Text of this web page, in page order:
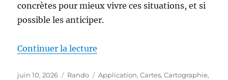
concrètes pour mieux vivre ces situations, et si
possible les anticiper.
Continuer la lecture
Publié
juin 10, 2026 Catégories
Rando Étiquettes
Application,Cartes,Cartographie,